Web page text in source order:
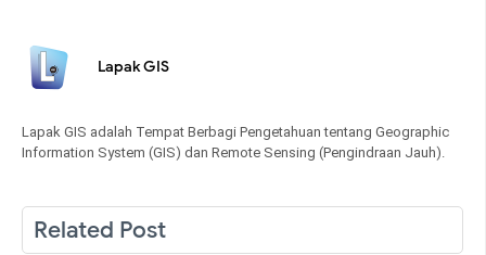
Lapak GIS
Lapak GIS adalah Tempat Berbagi Pengetahuan tentang Geographic
Information System (GIS) dan Remote Sensing (Pengindraan Jauh).
Related Post